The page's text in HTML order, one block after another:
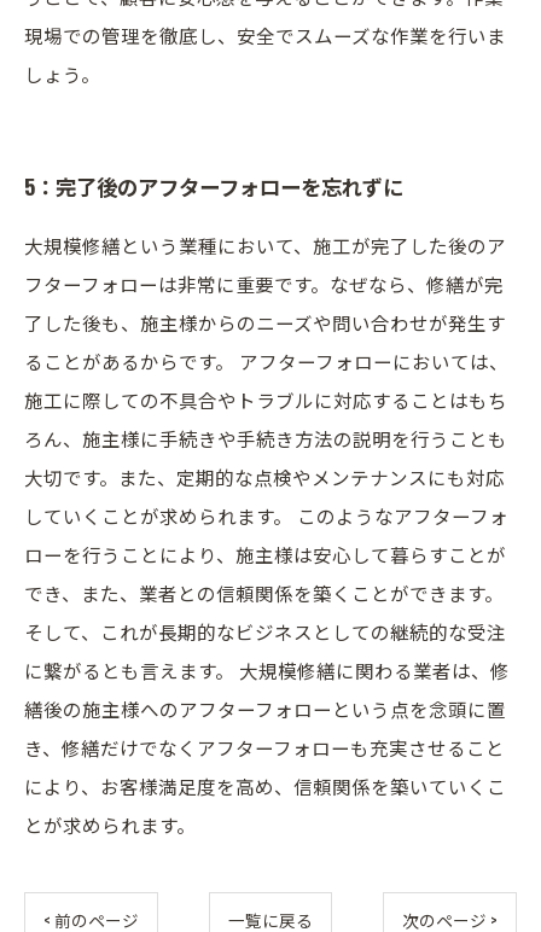
現場での管理を徹底し、安全でスムーズな作業を行いま
しょう。
5：完了後のアフターフォローを忘れずに
大規模修繕という業種において、施工が完了した後のア
フターフォローは非常に重要です。なぜなら、修繕が完
了した後も、施主様からのニーズや問い合わせが発生す
ることがあるからです。 アフターフォローにおいては、
施工に際しての不具合やトラブルに対応することはもち
ろん、施主様に手続きや手続き方法の説明を行うことも
大切です。また、定期的な点検やメンテナンスにも対応
していくことが求められます。 このようなアフターフォ
ローを行うことにより、施主様は安心して暮らすことが
でき、また、業者との信頼関係を築くことができます。
そして、これが長期的なビジネスとしての継続的な受注
に繋がるとも言えます。 大規模修繕に関わる業者は、修
繕後の施主様へのアフターフォローという点を念頭に置
き、修繕だけでなくアフターフォローも充実させること
により、お客様満足度を高め、信頼関係を築いていくこ
とが求められます。
< 前のページ 一覧に戻る 次のページ >